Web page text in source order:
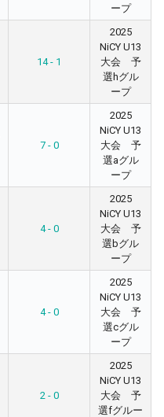
ープ
14 - 1
2025
NiCY U13
大会 予
選hグル
ープ
7 - 0
2025
NiCY U13
大会 予
選aグル
ープ
4 - 0
2025
NiCY U13
大会 予
選bグル
ープ
4 - 0
2025
NiCY U13
大会 予
選cグル
ープ
2 - 0
2025
NiCY U13
大会 予
選fグルー